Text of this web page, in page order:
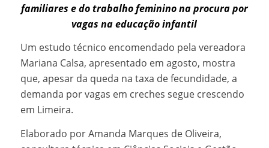
familiares e do trabalho feminino na procura por
vagas na educação infantil
Um estudo técnico encomendado pela vereadora
Mariana Calsa, apresentado em agosto, mostra
que, apesar da queda na taxa de fecundidade, a
demanda por vagas em creches segue crescendo
em Limeira.
Elaborado por Amanda Marques de Oliveira,